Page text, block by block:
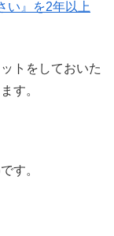
い』を2年以上
トをしておいた
す。
す。